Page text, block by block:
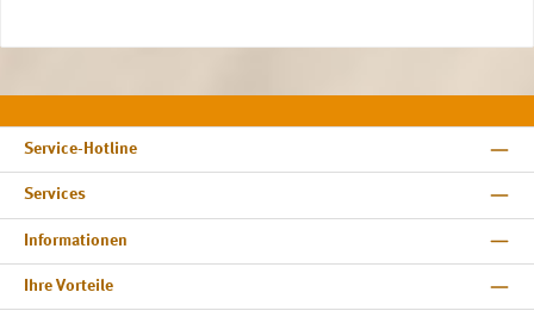
Service-Hotline
Services
Informationen
Ihre Vorteile